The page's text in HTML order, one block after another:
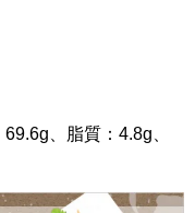
、脂質：4.8g、